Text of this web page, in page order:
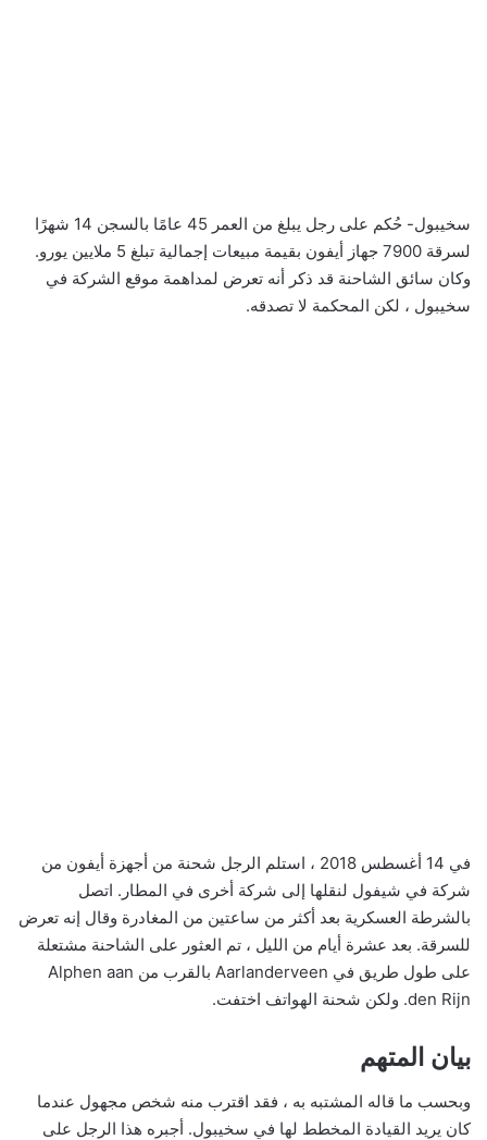
سخيبول- حُكم على رجل يبلغ من العمر 45 عامًا بالسجن 14 شهرًا
لسرقة 7900 جهاز أيفون بقيمة مبيعات إجمالية تبلغ 5 ملايين يورو.
وكان سائق الشاحنة قد ذكر أنه تعرض لمداهمة موقع الشركة في
سخيبول ، لكن المحكمة لا تصدقه.
في 14 أغسطس 2018 ، استلم الرجل شحنة من أجهزة أيفون من
شركة في شيفول لنقلها إلى شركة أخرى في المطار. اتصل
بالشرطة العسكرية بعد أكثر من ساعتين من المغادرة وقال إنه تعرض
للسرقة. بعد عشرة أيام من الليل ، تم العثور على الشاحنة مشتعلة
على طول طريق في Aarlanderveen بالقرب من Alphen aan
den Rijn. ولكن شحنة الهواتف اختفت.
بيان المتهم
وبحسب ما قاله المشتبه به ، فقد اقترب منه شخص مجهول عندما
كان يريد القيادة المخطط لها في سخيبول. أجبره هذا الرجل على